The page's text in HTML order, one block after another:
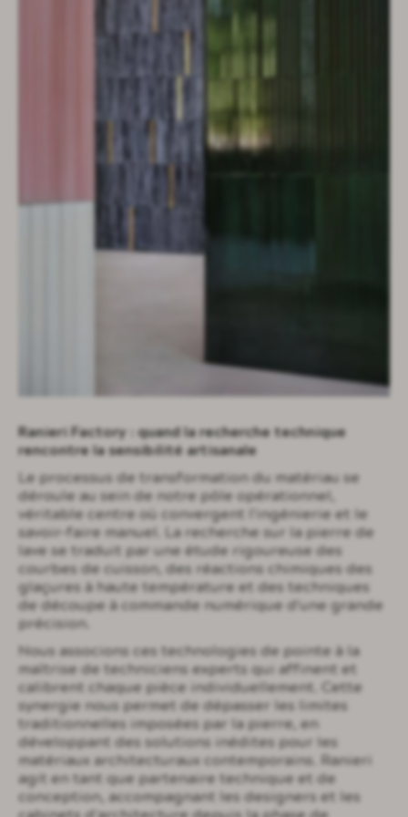
Ranieri Factory : quand la recherche technique
rencontre la sensibilité artisanale
Le processus de transformation du matériau se
déroule au sein de notre pôle opérationnel,
véritable centre où convergent l'ingénierie et le
savoir-faire manuel. La recherche sur la pierre de
lave se traduit par une étude rigoureuse des
courbes de cuisson, des réactions chimiques des
glaçures à haute température et des techniques
de découpe à commande numérique d'une grande
précision.
Nous associons ces technologies de pointe à la
maîtrise de techniciens experts qui affinent et
calibrent chaque pièce individuellement. Cette
synergie nous permet de dépasser les limites
traditionnelles imposées par la pierre, en
développant des solutions inédites pour les
matériaux architecturaux contemporains. Ranieri
agit en tant que partenaire technique et de
conception, accompagnant les designers et les